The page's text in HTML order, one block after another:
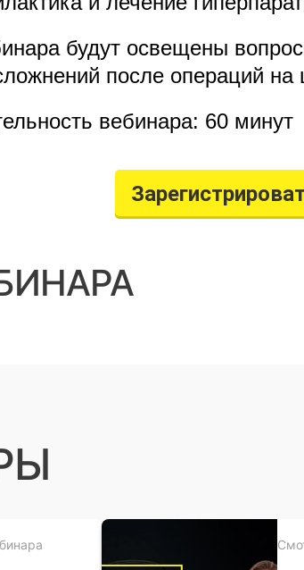
будут освещены
после операций
вебинара: 60 минут